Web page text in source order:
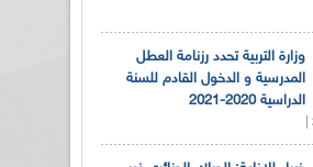
وزارة التربية تحدد رزنامة العطل
المدرسية و الدخول القادم للسنة
الدراسية 2020-2021